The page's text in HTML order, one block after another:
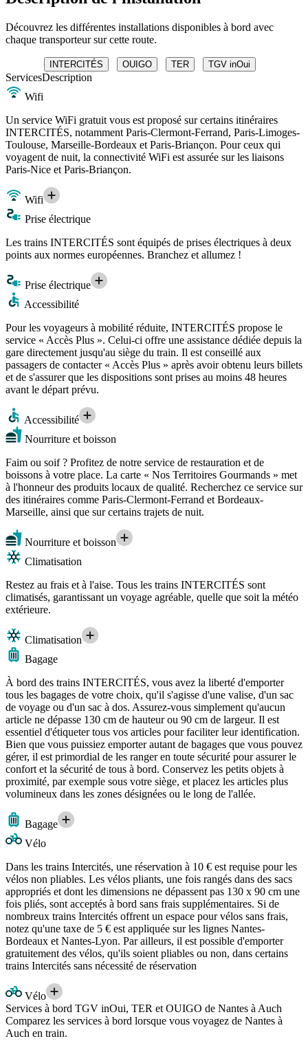
Découvrez les différentes installations disponibles à bord avec
chaque transporteur sur cette route.
INTERCITÉS OUIGO TER TGV inOui
ServicesDescription
Wifi
Un service WiFi gratuit vous est proposé sur certains itinéraires
INTERCITÉS, notamment Paris-Clermont-Ferrand, Paris-Limoges-
Toulouse, Marseille-Bordeaux et Paris-Briançon. Pour ceux qui
voyagent de nuit, la connectivité WiFi est assurée sur les liaisons
Paris-Nice et Paris-Briançon.
Wifi
Prise électrique
Les trains INTERCITÉS sont équipés de prises électriques à deux
points aux normes européennes. Branchez et allumez !
Prise électrique
Accessibilité
Pour les voyageurs à mobilité réduite, INTERCITÉS propose le
service « Accès Plus ». Celui-ci offre une assistance dédiée depuis la
gare directement jusqu'au siège du train. Il est conseillé aux
passagers de contacter « Accès Plus » après avoir obtenu leurs billets
et de s'assurer que les dispositions sont prises au moins 48 heures
avant le départ prévu.
Accessibilité
Nourriture et boisson
Faim ou soif ? Profitez de notre service de restauration et de
boissons à votre place. La carte « Nos Territoires Gourmands » met
à l'honneur des produits locaux de qualité. Recherchez ce service sur
des itinéraires comme Paris-Clermont-Ferrand et Bordeaux-
Marseille, ainsi que sur certains trajets de nuit.
Nourriture et boisson
Climatisation
Restez au frais et à l'aise. Tous les trains INTERCITÉS sont
climatisés, garantissant un voyage agréable, quelle que soit la météo
extérieure.
Climatisation
Bagage
À bord des trains INTERCITÉS, vous avez la liberté d'emporter
tous les bagages de votre choix, qu'il s'agisse d'une valise, d'un sac
de voyage ou d'un sac à dos. Assurez-vous simplement qu'aucun
article ne dépasse 130 cm de hauteur ou 90 cm de largeur. Il est
essentiel d'étiqueter tous vos articles pour faciliter leur identification.
Bien que vous puissiez emporter autant de bagages que vous pouvez
gérer, il est primordial de les ranger en toute sécurité pour assurer le
confort et la sécurité de tous à bord. Conservez les petits objets à
proximité, par exemple sous votre siège, et placez les articles plus
volumineux dans les zones désignées ou le long de l'allée.
Bagage
Vélo
Dans les trains Intercités, une réservation à 10 € est requise pour les
vélos non pliables. Les vélos pliants, une fois rangés dans des sacs
appropriés et dont les dimensions ne dépassent pas 130 x 90 cm une
fois pliés, sont acceptés à bord sans frais supplémentaires. Si de
nombreux trains Intercités offrent un espace pour vélos sans frais,
notez qu'une taxe de 5 € est appliquée sur les lignes Nantes-
Bordeaux et Nantes-Lyon. Par ailleurs, il est possible d'emporter
gratuitement des vélos, qu'ils soient pliables ou non, dans certains
trains Intercités sans nécessité de réservation
Vélo
Services à bord TGV inOui, TER et OUIGO de Nantes à Auch
Comparez les services à bord lorsque vous voyagez de Nantes à
Auch en train.